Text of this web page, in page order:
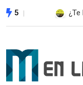
5 A